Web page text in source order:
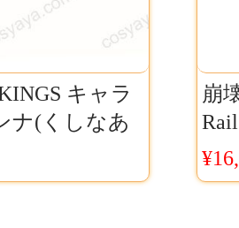
キャラ
ナ(くしなあ
コスプレ衣
崩
衣